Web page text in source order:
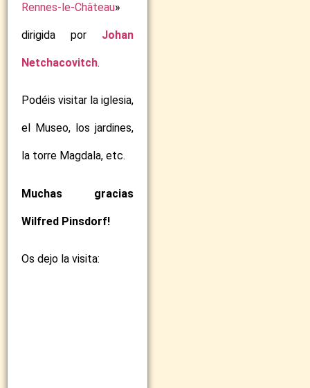
Rennes-le-Château»
dirigida por Johan
Netchacovitch.
Podéis visitar la iglesia,
el Museo, los jardines,
la torre Magdala, etc.
Muchas gracias
Wilfred Pinsdorf!
Os dejo la visita: